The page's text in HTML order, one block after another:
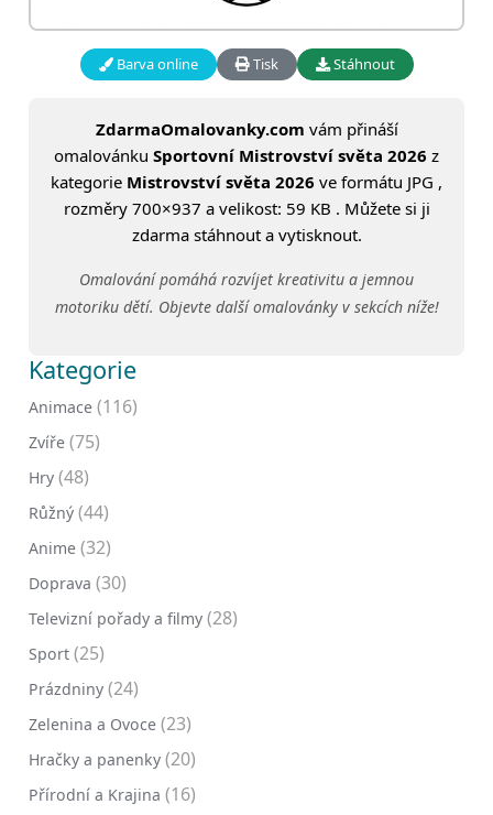
Barva online Tisk Stáhnout
ZdarmaOmalovanky.com vám přináší
omalovánku Sportovní Mistrovství světa 2026 z
kategorie Mistrovství světa 2026 ve formátu JPG ,
rozměry 700×937 a velikost: 59 KB . Můžete si ji
zdarma stáhnout a vytisknout.
Omalování pomáhá rozvíjet kreativitu a jemnou
motoriku dětí. Objevte další omalovánky v sekcích níže!
Kategorie
Animace (116)
Zvíře (75)
Hry (48)
Růžný (44)
Anime (32)
Doprava (30)
Televizní pořady a filmy (28)
Sport (25)
Prázdniny (24)
Zelenina a Ovoce (23)
Hračky a panenky (20)
Přírodní a Krajina (16)